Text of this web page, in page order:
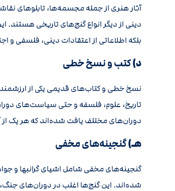
آثار هنری از جمله مجسمه‌ها، تابلوهای
دینی از دیگر انواع گنج‌های تاریخی
بلکه اطلاعاتی از اعتقادات دینی، فلسفی و
د)کتب و نسخ خطی
نسخ خطی و کتاب‌های قدیمی یکی از
تاریخ، علوم، فلسفه و حتی سیاست‌های
دوران‌های مختلف یافت شده‌اند که هر یک
هـ)گنجینه‌های مخفی
گنجینه‌های مخفی شامل اشیای گرانبها و
شده‌اند. این گنج‌ها اغلب در دوران‌های